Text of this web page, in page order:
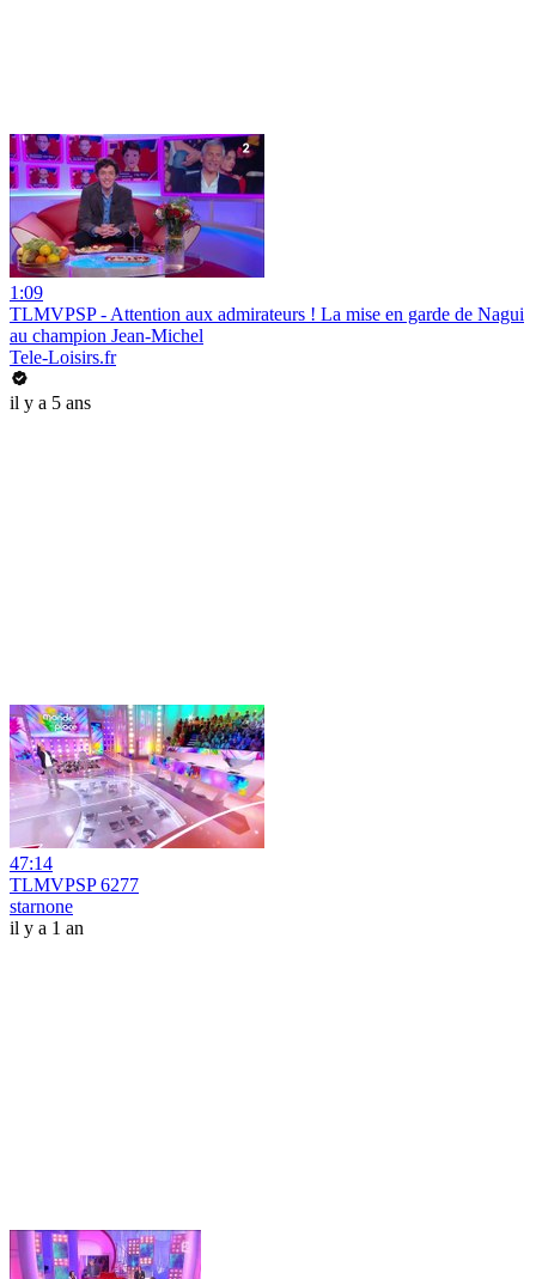
1:09
TLMVPSP - Attention aux admirateurs ! La mise en garde de Nagui
au champion Jean-Michel
Tele-Loisirs.fr
il y a 5 ans
47:14
TLMVPSP 6277
starnone
il y a 1 an